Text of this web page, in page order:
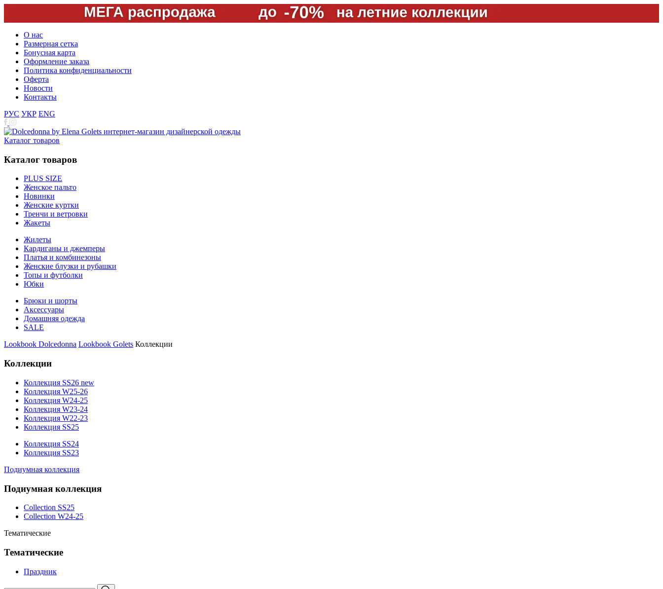
О нас
Размерная сетка
Бонусная карта
Оформление заказа
Политика конфиденциальности
Оферта
Новости
Контакты
РУС УКР ENG
Каталог товаров
Каталог товаров
PLUS SIZE
Женское пальто
Новинки
Женские куртки
Тренчи и ветровки
Жакеты
Жилеты
Кардиганы и джемперы
Платья и комбинезоны
Женские блузки и рубашки
Топы и футболки
Юбки
Брюки и шорты
Аксессуары
Домашняя одежда
SALE
Lookbook Dolcedonna Lookbook Golets Коллекции
Коллекции
Коллекция SS26 new
Коллекция W25-26
Коллекция W24-25
Коллекция W23-24
Коллекция W22-23
Коллекция SS25
Коллекция SS24
Коллекция SS23
Подиумная коллекция
Подиумная коллекция
Collection SS25
Collection W24-25
Тематические
Тематические
Праздник